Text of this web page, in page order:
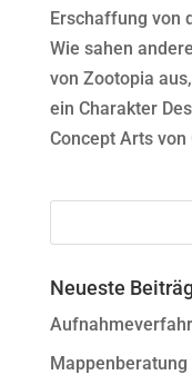
Erschaffung von
Wie sahen
von Zootopia
ein Charakter
Concept Arts von
Neueste